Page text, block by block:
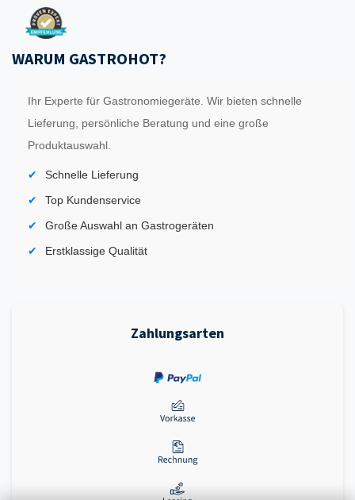
WARUM GASTROHOT?
Ihr Experte für Gastronomiegeräte. Wir bieten schnelle
Lieferung, persönliche Beratung und eine große
Produktauswahl.
Schnelle Lieferung
Top Kundenservice
Große Auswahl an Gastrogeräten
Erstklassige Qualität
Zahlungsarten